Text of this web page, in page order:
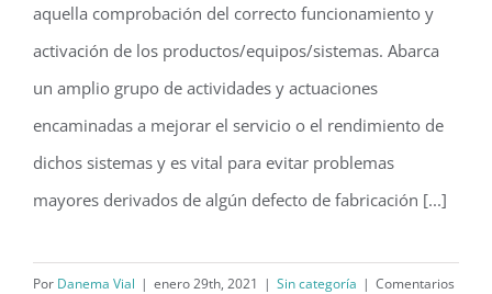
aquella comprobación del correcto funcionamiento y
activación de los productos/equipos/sistemas. Abarca
un amplio grupo de actividades y actuaciones
encaminadas a mejorar el servicio o el rendimiento de
dichos sistemas y es vital para evitar problemas
mayores derivados de algún defecto de fabricación [...]
Por Danema Vial | enero 29th, 2021 | Sin categoría | Comentarios